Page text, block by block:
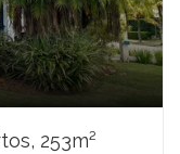
253m²